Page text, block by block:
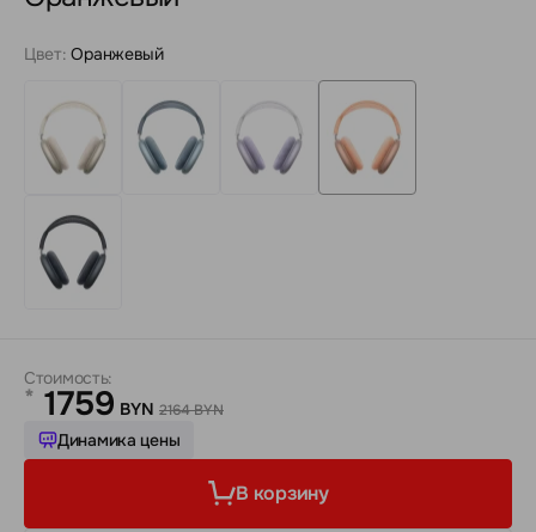
Цвет: Оранжевый
Стоимость:
* 1759 BYN 2164 BYN
Динамика цены
В корзину